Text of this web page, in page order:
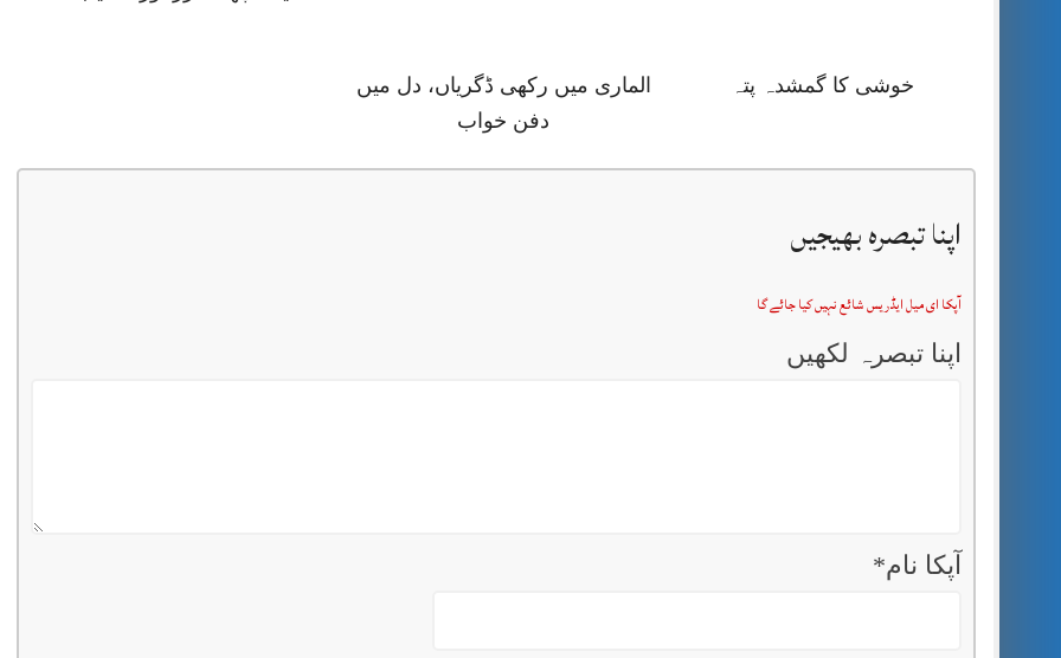
خوشی کا گمشدہ پتہ
الماری میں رکھی ڈگریاں، دل میں
دفن خواب
اپنا تبصرہ بھیجیں
آپکا ای میل ایڈریس شائع نہیں کیا جائے گا
اپنا تبصرہ لکھیں
آپکا نام*